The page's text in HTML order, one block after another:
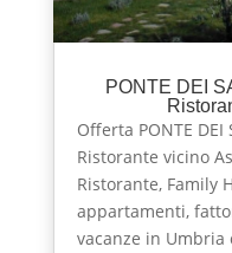
PONTE DEI
Offerta PONTE
Ristorante vicino
Ristorante, Family
appartamenti,
vacanze in Umbria